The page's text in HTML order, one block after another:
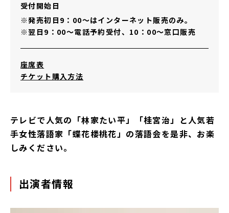
受付開始日
※発売初日9：00～はインターネット販売のみ。
※翌日9：00～電話予約受付、10：00～窓口販売
その他リンク
座席表
チケット購入方法
テレビで人気の「林家たい平」「桂宮治」と人気若
手女性落語家「蝶花楼桃花」の落語会を是非、お楽
しみください。
出演者情報